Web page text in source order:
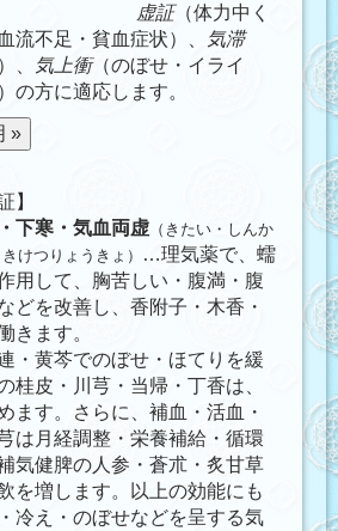
虚証（体力中く
流不足・貧血症状）、
気滞
、
気上衝（のぼせ・イライ
の方に適応します。
】
下寒・気血両虚 （きたい・しんか
けつりょうきょ）
…理気薬で、蠕
用して、胸苦しい・腹満・腹
どを改善し、香附子・木香・
きます。
・黄芩でのぼせ・ほてりを緩
桂皮・川芎・当帰・丁香は、
ます。さらに、補血・活血・
は月経調整・栄養補給・循環
気健脾の人参・蒼朮・炙甘草
を増します。以上の効能にも
冷え・のぼせなどを呈する気